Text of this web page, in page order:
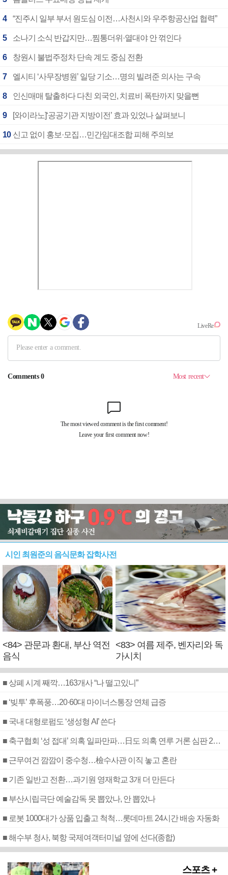
4 “진주시 일부 부서 원도심 이전…사천시와 우주항공산업 협력”
5 소나기 소식 반갑지만…찜통더위·열대야 안 꺾인다
6 창원시 불법주정차 단속 계도 중심 전환
7 엘시티 ‘사무장병원’ 일당 기소…명의 빌려준 의사는 구속
8 인신매매 탈출하다 다친 외국인, 치료비 폭탄까지 맞을뻔
9 [와이라노]‘공공기관 지방이전’ 효과 있었나 살펴보니
10 신고 없이 홍보·모집…민간임대조합 피해 주의보
시인 최원준의 음식문화 잡학사전
<84> 관문과 환대, 부산 역전
음식
<83> 여름 제주, 벤자리와 독
가시치
■ 상폐 시계 째깍…163개사 “나 떨고있니”
■ ‘빚투’ 후폭풍…20·60대 마이너스통장 연체 급증
■ 국내 대형로펌도 ‘생성형 AI’ 쓴다
■ 축구협회 ‘성 접대’ 의혹 일파만파…日도 의혹 연루 거론 심판 2명 조사
■ 근무여건 깜깜이 중수청…檢수사관 이직 놓고 혼란
■ 기존 일반고 전환…과기원 영재학교 3개 더 만든다
■ 부산시립극단 예술감독 못 뽑았나, 안 뽑았나
■ 로봇 1000대가 상품 입출고 척척…롯데마트 24시간 배송 자동화
■ 해수부 청사, 북항 국제여객터미널 옆에 선다(종합)
스포츠 +